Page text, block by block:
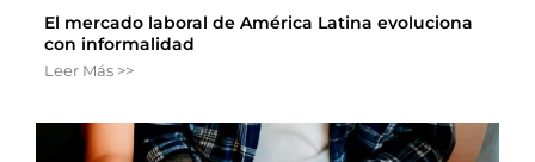
El mercado laboral de América Latina evoluciona
con informalidad
Leer Más >>